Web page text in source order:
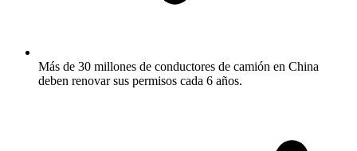
Más de 30 millones de conductores de camión en China
deben renovar sus permisos cada 6 años.